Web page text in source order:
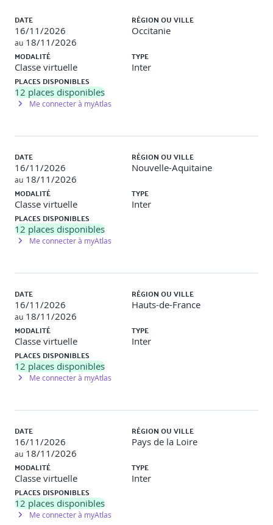
pressions.
Introduction au widget GestureDetector pour capter les
gestes de l'utilisateur.
Utilisation des composants interactifs : ElevatedButton,
TextField, Checkbox, Switch.
Bonnes pratiques d'accessibilité et d'expérience
utilisateur.
Travaux pratiques
Objectif: Implémenter des composants interactifs-réactifs
dans une interface Flutter.
des comportements gestuels (swipe, double tap, etc.). Mise
en place de feedbacks visuels (changement de couleur,
animation) lors d’une interaction. Validation : l’apprenant
crée une mini-application qui réagit de manière appropriée
aux différentes actions de l'utilisateur.
Gestion de l'état de l'application
Différence entre StatefulWidget et StatelessWidget.
Introduction aux méthodes de gestion d'état : setState,
Provider.
Mise en place d'une architecture de gestion d'état simple.
Travaux pratiques
DATE
16/11/2026
au 18/11/2026
RÉGION OU VILLE
Occitanie
MODALITÉ
Classe virtuelle
TYPE
Inter
PLACES DISPONIBLES
12 places disponibles
Me connecter à myAtlas
DATE
16/11/2026
au 18/11/2026
RÉGION OU VILLE
Nouvelle-Aquitaine
MODALITÉ
Classe virtuelle
TYPE
Inter
PLACES DISPONIBLES
12 places disponibles
Me connecter à myAtlas
DATE
16/11/2026
au 18/11/2026
RÉGION OU VILLE
Hauts-de-France
MODALITÉ
Classe virtuelle
TYPE
Inter
PLACES DISPONIBLES
12 places disponibles
Me connecter à myAtlas
DATE
16/11/2026
au 18/11/2026
RÉGION OU VILLE
Pays de la Loire
MODALITÉ
Classe virtuelle
TYPE
Inter
PLACES DISPONIBLES
12 places disponibles
Me connecter à myAtlas